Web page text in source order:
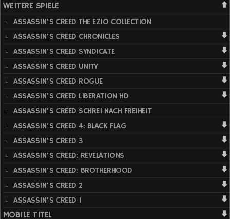
WEITERE SPIELE
ASSASSIN'S CREED THE EZIO COLLECTION
ASSASSIN'S CREED CHRONICLES
ASSASSIN'S CREED SYNDICATE
ASSASSIN'S CREED UNITY
ASSASSIN'S CREED ROGUE
ASSASSIN'S CREED LIBERATION HD
ASSASSIN'S CREED SCHREI NACH FREIHEIT
ASSASSIN'S CREED 4: BLACK FLAG
ASSASSIN'S CREED 3
ASSASSIN'S CREED: REVELATIONS
ASSASSIN'S CREED: BROTHERHOOD
ASSASSIN'S CREED 2
ASSASSIN'S CREED 1
MOBILE TITEL